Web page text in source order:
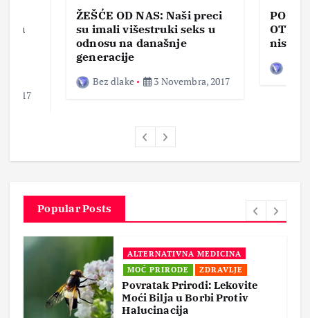
u
2017
ŽEŠĆE OD NAS: Naši preci
su imali višestruki seks u
odnosu na današnje
generacije
Bez dlake 3 Novembra, 2017
nisam
Popular Posts
ALTERNATIVNA MEDICINA
MOĆ PRIRODE
ZDRAVLJE
Povratak Prirodi: Lekovite
Moći Bilja u Borbi Protiv
Halucinacija